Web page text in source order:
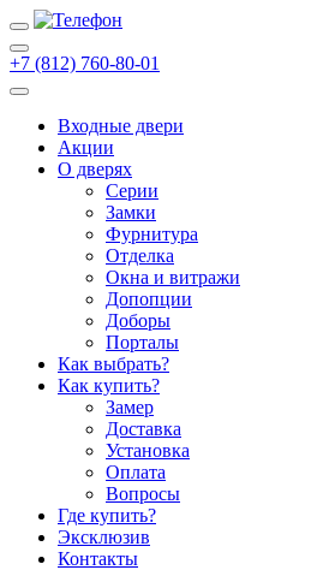
+7 (812) 760-80-01
Входные двери
Акции
О дверях
Cерии
Замки
Фурнитура
Отделка
Окна и витражи
Допопции
Доборы
Порталы
Как выбрать?
Как купить?
Замер
Доставка
Установка
Оплата
Вопросы
Где купить?
Эксклюзив
Контакты